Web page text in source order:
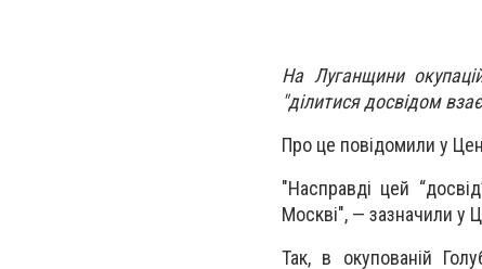
На Луганщини
"ділитися досвідом
Про це повідомили у
"Насправді цей
Москві", — зазначили у
Так, в окупованій